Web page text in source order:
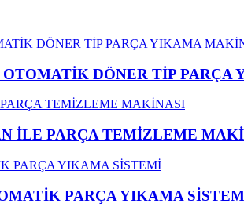
DÖNER TİP PARÇA
İLE PARÇA TEMİZLEME
PARÇA YIKAMA